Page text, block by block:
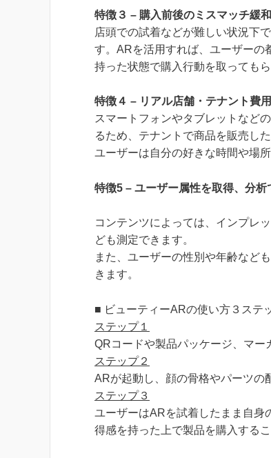
特徴３ – 購入前後のミスマッチ緩
店頭での試着などが難しい状況下
す。ARを活用すれば、ユーザーの
持った状態で購入行動を取っても
特徴４ – リアル店舗・テナント費
スマートフォンやタブレットなど
るため、テナントで商品を販売し
ユーザーは自分の好きな時間や場
特徴5 – ユーザー属性を取得、分析
コンテンツによっては、インプレ
ども測定できます。
また、ユーザーの性別や年齢など
きます。
■ ビューティーARの使い方３ステ
ステップ１
QRコードや製品パッケージ、マー
ステップ２
ARが起動し、顔の骨格やパーツの
ステップ３
ユーザーはARを試着したまま自身
得感を持った上で製品を購入するこ